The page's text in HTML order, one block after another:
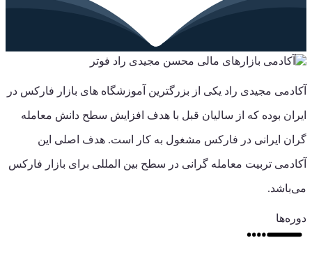
آکادمی مجیدی راد یکی از بزرگترین آموزشگاه های بازار فارکس در
ایران بوده که از سالیان قبل با هدف افزایش سطح دانش معامله
گران ایرانی در فارکس مشغول به کار است. هدف اصلی این
آکادمی تربیت معامله گرانی در سطح بین المللی برای بازار فارکس
می‌باشد.
دوره‌ها